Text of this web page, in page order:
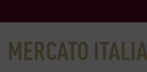
MERCATO ITALIA